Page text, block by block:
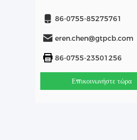
86-0755-85275761
eren.chen@gtpcb.com
86-0755-23501256
Επικοινωνήστε τώρα